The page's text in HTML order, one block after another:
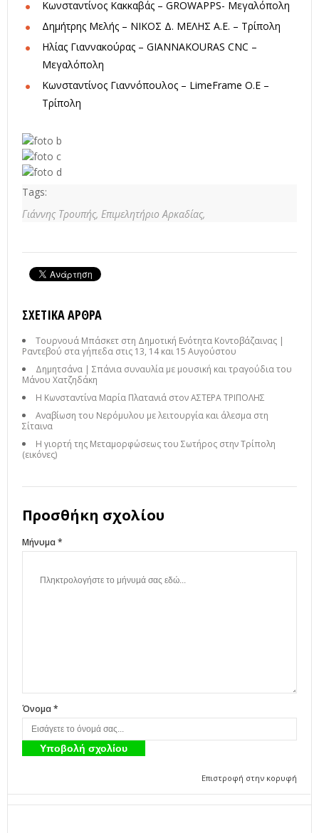
Κωνσταντίνος Κακκαβάς – GROWAPPS- Μεγαλόπολη
Δημήτρης Μελής – ΝΙΚΟΣ Δ. ΜΕΛΗΣ Α.Ε. – Τρίπολη
Ηλίας Γιαννακούρας – GIANNAKOURAS CNC –
Μεγαλόπολη
Κωνσταντίνος Γιαννόπουλος – LimeFrame Ο.Ε –
Τρίπολη
Tags:
Γιάννης Τρουπής, Επιμελητήριο Αρκαδίας,
ΣΧΕΤΙΚΆ ΆΡΘΡΑ
Τουρνουά Μπάσκετ στη Δημοτική Ενότητα Κοντοβάζαινας |
Ραντεβού στα γήπεδα στις 13, 14 και 15 Αυγούστου
Δημητσάνα | Σπάνια συναυλία με μουσική και τραγούδια του
Μάνου Χατζηδάκη
Η Κωνσταντίνα Μαρία Πλατανιά στον ΑΣΤΕΡΑ ΤΡΙΠΟΛΗΣ
Αναβίωση του Νερόμυλου με λειτουργία και άλεσμα στη
Σίταινα
Η γιορτή της Μεταμορφώσεως του Σωτήρος στην Τρίπολη
(εικόνες)
Προσθήκη σχολίου
Μήνυμα *
Όνομα *
Επιστροφή στην κορυφή